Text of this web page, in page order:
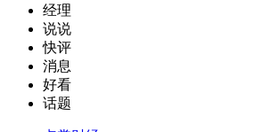
经理
说说
快评
消息
好看
话题